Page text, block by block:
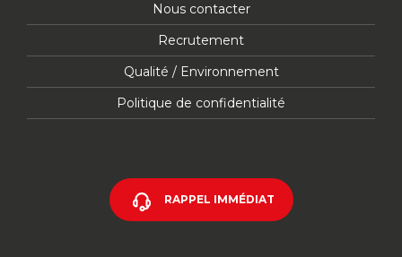
Nous contacter
Recrutement
Qualité / Environnement
Politique de confidentialité
RAPPEL IMMÉDIAT